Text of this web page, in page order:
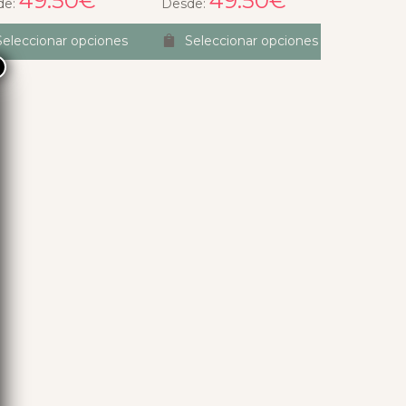
opciones
Desde:
Seleccionar opciones